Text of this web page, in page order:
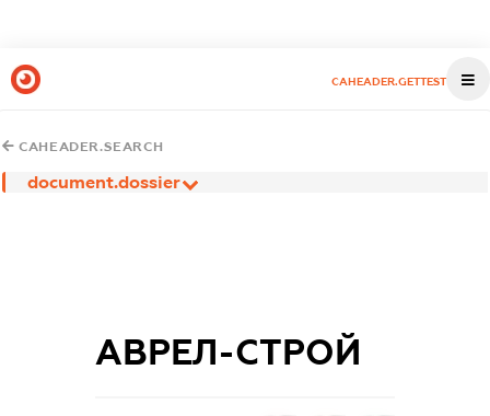
CAHEADER.GETTEST
CAHEADER.SEARCH
document.dossier
АВРЕЛ-СТРОЙ